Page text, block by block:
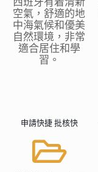
空氣，舒適的地
中海氣候和優美
自然環境，非常
適合居住和學
習。
申請快捷批核快